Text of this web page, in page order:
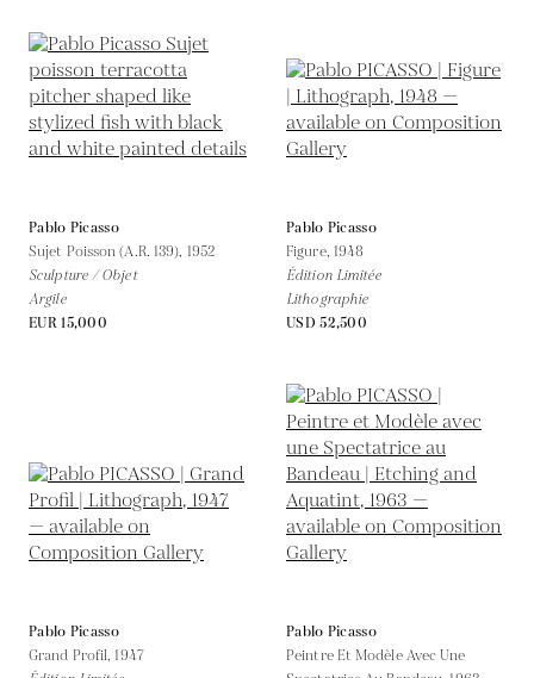
Pablo Picasso
Sujet Poisson (A.R. 139), 1952
Sculpture / Objet
Argile
EUR 15,000
Pablo Picasso
Figure, 1948
Édition Limitée
Lithographie
USD 52,500
Pablo Picasso
Grand Profil,1947
Pablo Picasso
Peintre Et Modèle Avec Une